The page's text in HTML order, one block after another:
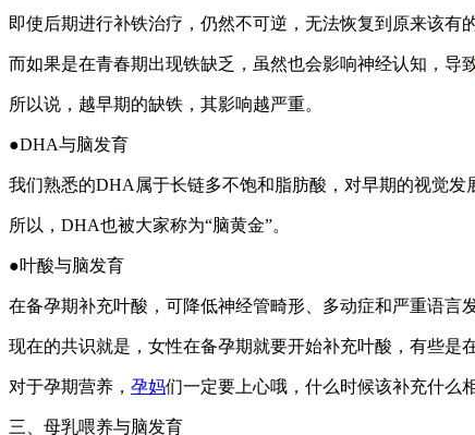
即使后期进行补铁治疗，仍然不可逆，无法恢复到原来该有
而如果是在青春期出现铁缺乏，虽然也会影响神经认知，导
所以说，越早期的缺铁，其影响越严重。
●DHA与脑发育
我们熟悉的DHA属于长链多不饱和脂肪酸，对早期的视觉发
所以，DHA也被大家称为“脑黄金”。
●叶酸与脑发育
在备孕期补充叶酸，可降低神经管畸形、多动症和严重语言
现在的共识就是，女性在备孕期就要开始补充叶酸，有些是
对于孕期营养， 孕妈们一定要上心哦，什么时候该补充什么
三、母乳喂养与脑发育